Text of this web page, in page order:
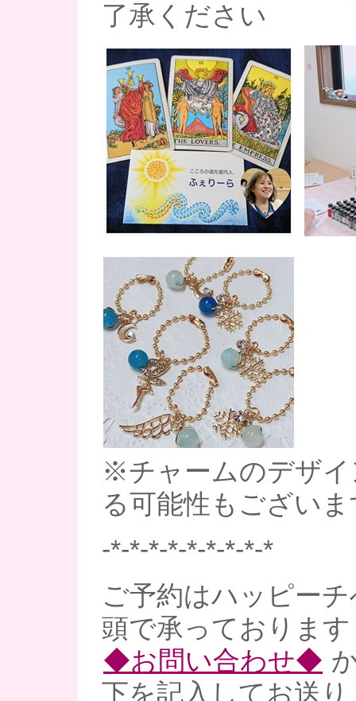
了承ください
※チャームのデザイ
る可能性もございま
-*-*-*-*-*-*-*-*-*
ご予約はハッピー
頭で承っております
◆お問い合わせ◆
下を記入してお送